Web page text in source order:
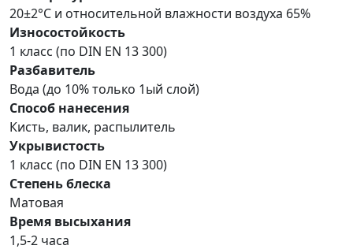
20±2°С и относительной влажности воздуха 65%
Износостойкость
1 класс (по DIN EN 13 300)
Разбавитель
Вода (до 10% только 1ый слой)
Способ нанесения
Кисть, валик, распылитель
Укрывистость
1 класс (по DIN EN 13 300)
Степень блеска
Матовая
Время высыхания
1,5-2 часа